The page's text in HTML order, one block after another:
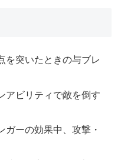
突いたときの与ブレ
アビリティで敵を倒す
ト
ーの効果中、攻撃・